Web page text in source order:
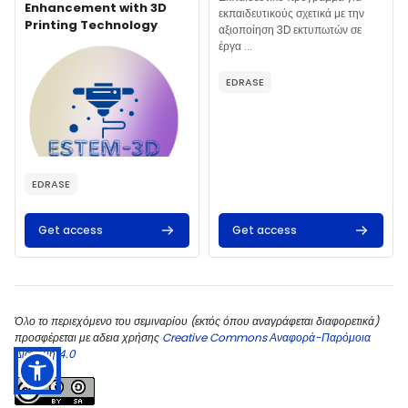
Enhancement with 3D
Printing Technology
Course summary text:
Training course for teachers
about the use of 3D printers
and their integration into ...
EDRASE
Get access
εκπαιδευτικούς σχετικά με την
αξιοποίηση 3D εκτυπωτών σε
έργα ...
EDRASE
Get access
Όλο το περιεχόμενο του σεμιναρίου (εκτός όπου αναγράφεται διαφορετικά)
προσφέρεται με αδεια χρήσης Creative Commons Αναφορά-Παρόμοια
Διανομή 4.0